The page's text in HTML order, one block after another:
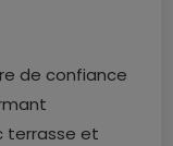
de confiance
terrasse et